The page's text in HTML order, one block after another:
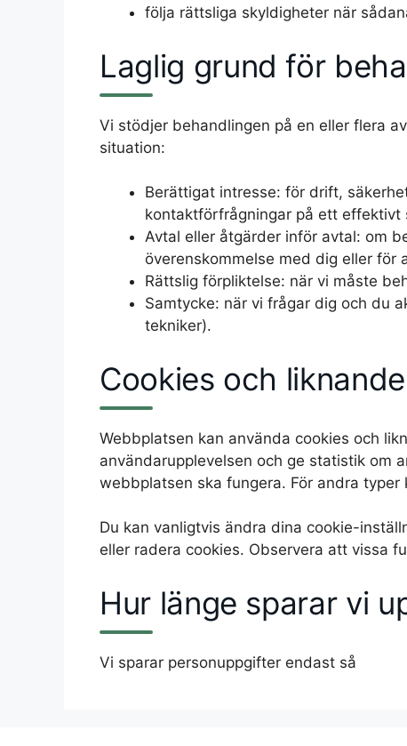
följa rättsliga skyldigheter när
Laglig grund för
Vi stödjer behandlingen på en eller flera
situation:
Berättigat intresse: för drift,
kontaktförfrågningar på ett effektivt
Avtal eller åtgärder inför avtal: om
överenskommelse med dig eller för
Rättslig förpliktelse: när vi måste
Samtycke: när vi frågar dig och du
tekniker).
Cookies och
Webbplatsen kan använda cookies och
användarupplevelsen och ge statistik om
webbplatsen ska fungera. För andra typer
Du kan vanligtvis ändra dina cookie-
eller radera cookies. Observera att vissa
Hur länge sparar vi
Vi sparar personuppgifter endast så